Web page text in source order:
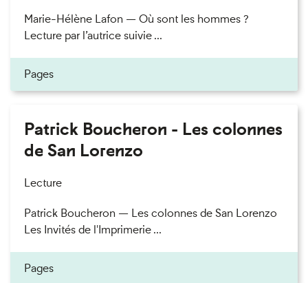
Marie-Hélène Lafon — Où sont les hommes ?
Lecture par l’autrice suivie ...
Pages
Patrick Boucheron - Les colonnes
de San Lorenzo
Lecture
Patrick Boucheron — Les colonnes de San Lorenzo
Les Invités de l'Imprimerie ...
Pages